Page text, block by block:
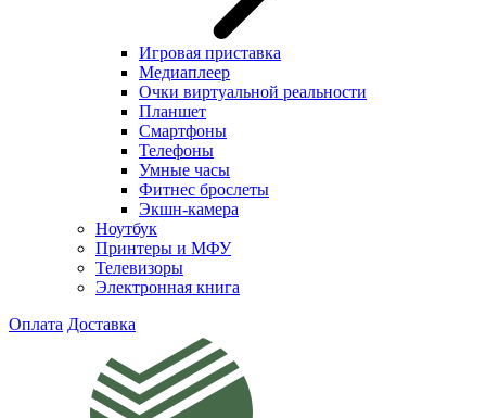
Игровая приставка
Медиаплеер
Очки виртуальной реальности
Планшет
Смартфоны
Телефоны
Умные часы
Фитнес брослеты
Экшн-камера
Ноутбук
Принтеры и МФУ
Телевизоры
Электронная книга
Оплата Доставка